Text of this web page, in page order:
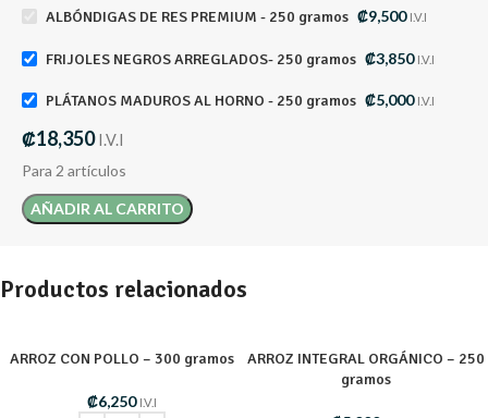
ALBÓNDIGAS DE RES PREMIUM - 250 gramos ₡9,500 I.V.I
FRIJOLES NEGROS ARREGLADOS- 250 gramos ₡3,850 I.V.I
PLÁTANOS MADUROS AL HORNO - 250 gramos ₡5,000 I.V.I
₡18,350 I.V.I
Para 2 artículos
AÑADIR AL CARRITO
Productos relacionados
ARROZ CON POLLO – 300 gramos
₡6,250 I.V.I
ARROZ INTEGRAL ORGÁNICO – 250
gramos